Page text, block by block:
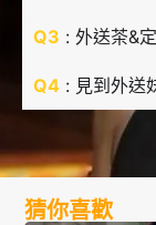
Q3 : 外送茶&
Q4 : 見到外送
猜你喜歡